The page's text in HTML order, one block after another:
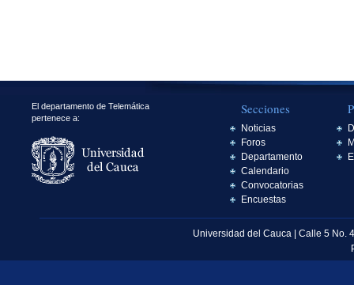
El departamento de Telemática
pertenece a:
Secciones
Noticias
Foros
Departamento
Calendario
Convocatorias
Encuestas
Universidad del Cauca | Calle 5 No.